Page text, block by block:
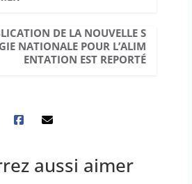
DE LA NOUVELLE S
NATIONALE POUR L’ALIM
ENTATION EST REPORTÉ
aussi aimer